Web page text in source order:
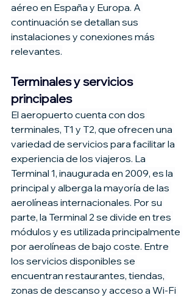
aéreo en España y Europa. A
continuación se detallan sus
instalaciones y conexiones más
relevantes.
Terminales y servicios
principales
El aeropuerto cuenta con dos
terminales, T1 y T2, que ofrecen una
variedad de servicios para facilitar la
experiencia de los viajeros. La
Terminal 1, inaugurada en 2009, es la
principal y alberga la mayoría de las
aerolíneas internacionales. Por su
parte, la Terminal 2 se divide en tres
módulos y es utilizada principalmente
por aerolíneas de bajo coste. Entre
los servicios disponibles se
encuentran restaurantes, tiendas,
zonas de descanso y acceso a Wi-Fi